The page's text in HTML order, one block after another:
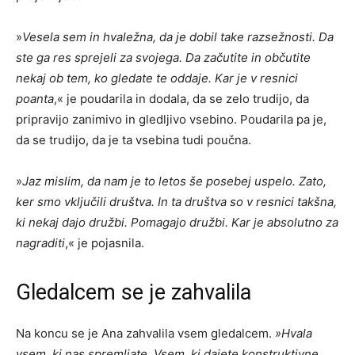
»Vesela sem in hvaležna, da je dobil take razsežnosti. Da
ste ga res sprejeli za svojega. Da začutite in občutite
nekaj ob tem, ko gledate te oddaje. Kar je v resnici
poanta,« je poudarila in dodala, da se zelo trudijo, da
pripravijo zanimivo in gledljivo vsebino. Poudarila pa je,
da se trudijo, da je ta vsebina tudi poučna.
»Jaz mislim, da nam je to letos še posebej uspelo. Zato,
ker smo vključili društva. In ta društva so v resnici takšna,
ki nekaj dajo družbi. Pomagajo družbi. Kar je absolutno za
nagraditi,« je pojasnila.
Gledalcem se je zahvalila
Na koncu se je Ana zahvalila vsem gledalcem. »Hvala